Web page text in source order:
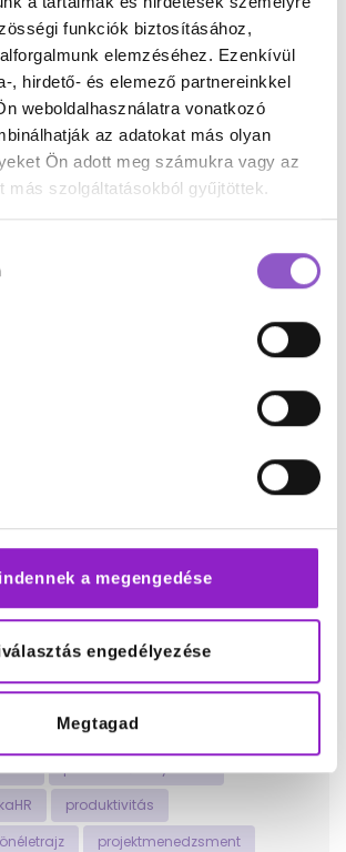
funkciók biztosításához,
elemzéséhez. Ezenkívül
, hirdető- és elemező partnereinkkel
weboldalhasználatra vonatkozó
az adatokat más olyan
Ön adott meg számukra vagy az
más szolgáltatásokból gyűjtöttek.
a megengedése
engedélyezése
Megtagad
munkahelyidiverzitás
munkahelyijólét
munkahelyikészségek
munkahelyikultúra
munkahelyistressz
munkaterheklevezetése
munkavállalóiélmény
olvasásmintstresszoldó
önismeretfejlesztése
onlinejelenlét
onlinetanfolyamok
önvizsgálatésreflexió
pihenésésregenerálódás
pozitívelsőbenyomás
produktivitás
projektmenedzsment